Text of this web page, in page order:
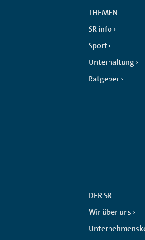
THEMEN
SR info
Sport
Unterhaltung
Ratgeber
DER SR
Wir über uns